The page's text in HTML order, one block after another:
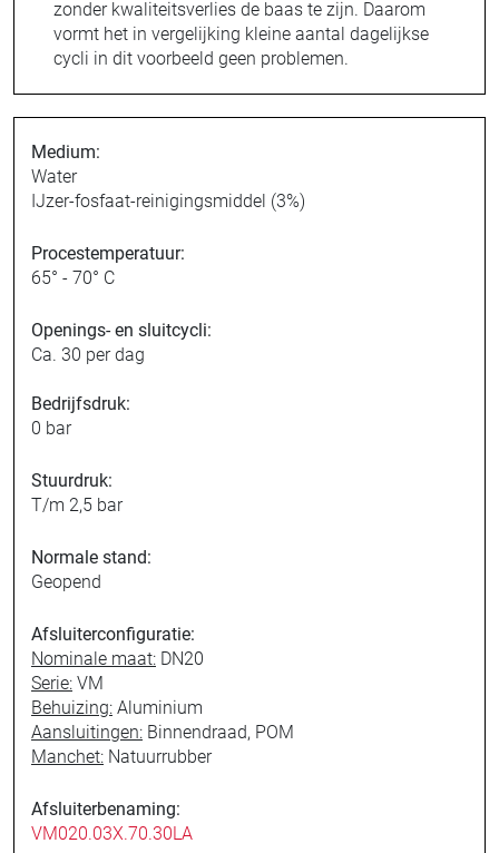
zonder kwaliteitsverlies de baas te zijn. Daarom
vormt het in vergelijking kleine aantal dagelijkse
cycli in dit voorbeeld geen problemen.
Medium:
Water
IJzer-fosfaat-reinigingsmiddel (3%)
Procestemperatuur:
65° - 70° C
Openings- en sluitcycli:
Ca. 30 per dag
Bedrijfsdruk:
0 bar
Stuurdruk:
T/m 2,5 bar
Normale stand:
Geopend
Afsluiterconfiguratie:
Nominale maat: DN20
Serie: VM
Behuizing: Aluminium
Aansluitingen: Binnendraad, POM
Manchet: Natuurrubber
Afsluiterbenaming:
VM020.03X.70.30LA